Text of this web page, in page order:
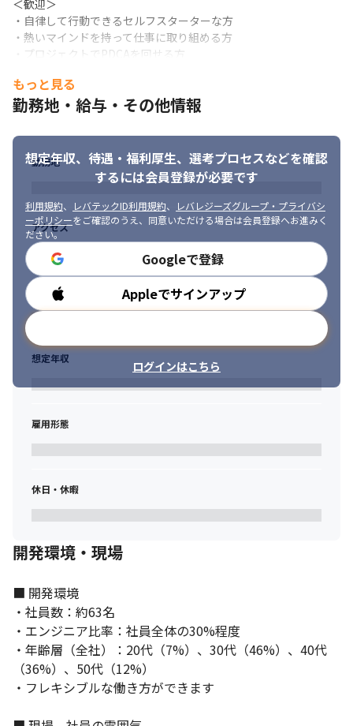
＜歓迎＞
・自律して行動できるセルフスターターな方
・熱いマインドを持って仕事に取り組める方
・プロジェクトでPDCAを回せる方
もっと見る
勤務地・給与・その他情報
想定年収、待遇・福利厚生、 選考プロセスなどを確認
するには会員登録が必要です
利用規約、 レバテックID利用規約、
レバレジーズグループ・プライバシ
ーポリシーをご確認のうえ、同意いただける場合は会員登録へお進みく
ださい。
Googleで登録
Appleでサインアップ
ログインはこちら
勤務地
アクセス
勤務時間
想定年収
雇用形態
休日・休暇
開発環境・現場
■ 開発環境
・社員数：約63名
・エンジニア比率：社員全体の30%程度
・年齢層（全社）：20代（7%）、30代（46%）、40代
（36%）、50代（12%）
・フレキシブルな働き方ができます